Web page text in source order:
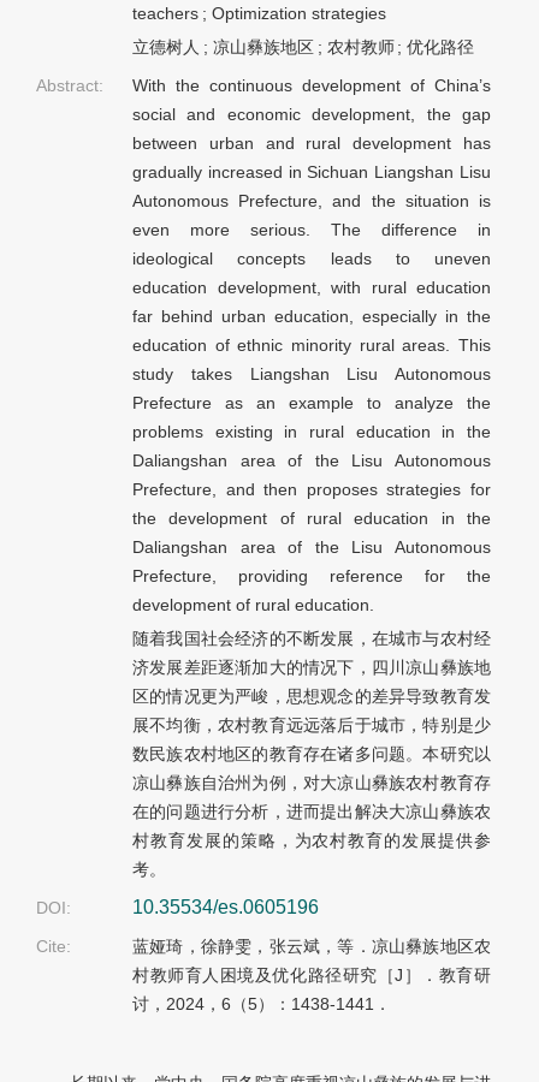
teachers ; Optimization strategies
立德树人 ; 凉山彝族地区 ; 农村教师 ;优化路径
Abstract:
With the continuous development of China’s
social and economic development, the gap
between urban and rural development has
gradually increased in Sichuan Liangshan Lisu
Autonomous Prefecture, and the situation is
even more serious. The difference in
ideological concepts leads to uneven
education development, with rural education
far behind urban education, especially in the
education of ethnic minority rural areas. This
study takes Liangshan Lisu Autonomous
Prefecture as an example to analyze the
problems existing in rural education in the
Daliangshan area of the Lisu Autonomous
Prefecture, and then proposes strategies for
the development of rural education in the
Daliangshan area of the Lisu Autonomous
Prefecture, providing reference for the
development of rural education.
随着我国社会经济的不断发展，在城市与农村经
济发展差距逐渐加大的情况下，四川凉山彝族地
区的情况更为严峻，思想观念的差异导致教育发
展不均衡，农村教育远远落后于城市，特别是少
数民族农村地区的教育存在诸多问题。本研究以
凉山彝族自治州为例，对大凉山彝族农村教育存
在的问题进行分析，进而提出解决大凉山彝族农
村教育发展的策略，为农村教育的发展提供参
考。
DOI:
10.35534/es.0605196
Cite:
蓝娅琦，徐静雯，张云斌，等．凉山彝族地区农
村教师育人困境及优化路径研究［J］．教育研
讨，2024，6（5）：1438-1441．